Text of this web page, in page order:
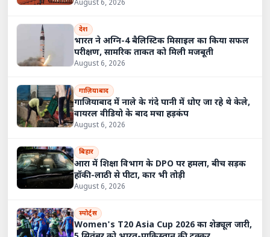
August 6, 2026
देश
भारत ने अग्नि-4 बैलिस्टिक मिसाइल का किया सफल
परीक्षण, सामरिक ताकत को मिली मजबूती
August 6, 2026
गाज़ियाबाद
गाजियाबाद में नाले के गंदे पानी में धोए जा रहे थे केले,
वायरल वीडियो के बाद मचा हड़कंप
August 6, 2026
बिहार
आरा में शिक्षा विभाग के DPO पर हमला, बीच सड़क
हॉकी-लाठी से पीटा, कार भी तोड़ी
August 6, 2026
स्पोर्ट्स
Women's T20 Asia Cup 2026 का शेड्यूल जारी,